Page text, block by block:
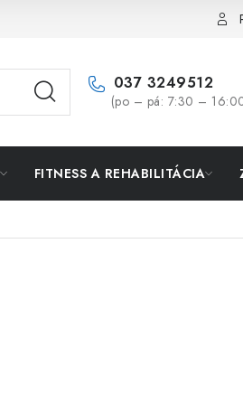
037 3249512
(po – pá: 7:30 –
FITNESS A REHABILITÁCIA